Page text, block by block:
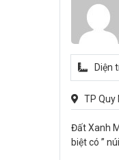
Diện
TP Quy
Đất Xanh
biệt có ”